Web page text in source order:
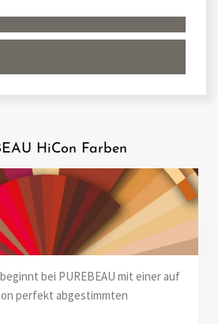
HiCon Farben
bei PUREBEAU mit einer auf
perfekt abgestimmten